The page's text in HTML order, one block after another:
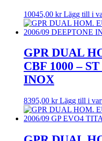
10045,00 kr Lägg till i
GPR DUAL
CBF 1000 –
INOX
8395,00 kr Lägg till i